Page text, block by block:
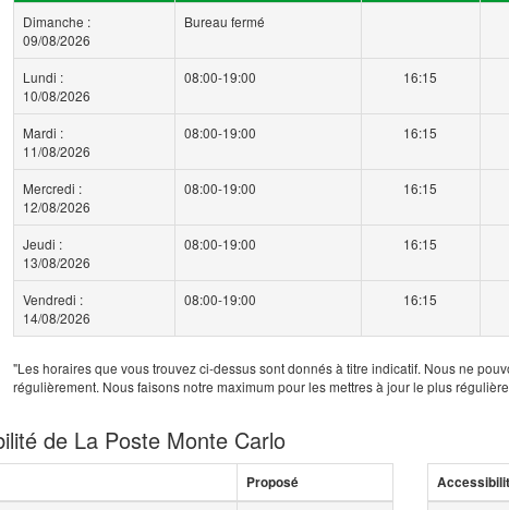
Dimanche :
09/08/2026
Bureau fermé
Lundi :
10/08/2026
08:00-19:00 16:15
Mardi :
11/08/2026
08:00-19:00 16:15
Mercredi :
12/08/2026
08:00-19:00 16:15
Jeudi :
13/08/2026
08:00-19:00 16:15
Vendredi :
14/08/2026
08:00-19:00 16:15
"Les horaires que vous trouvez ci-dessus sont donnés à titre indicatif. Nous ne
régulièrement. Nous faisons notre maximum pour les mettres à jour le plus
de La Poste Monte Carlo
Proposé